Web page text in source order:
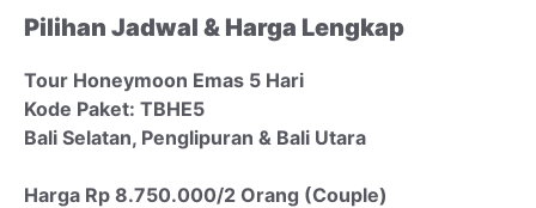
Pilihan Jadwal & Harga Lengkap
Tour Honeymoon Emas 5 Hari
Kode Paket: TBHE5
Bali Selatan, Penglipuran & Bali Utara
Harga Rp 8.750.000/2 Orang (Couple)